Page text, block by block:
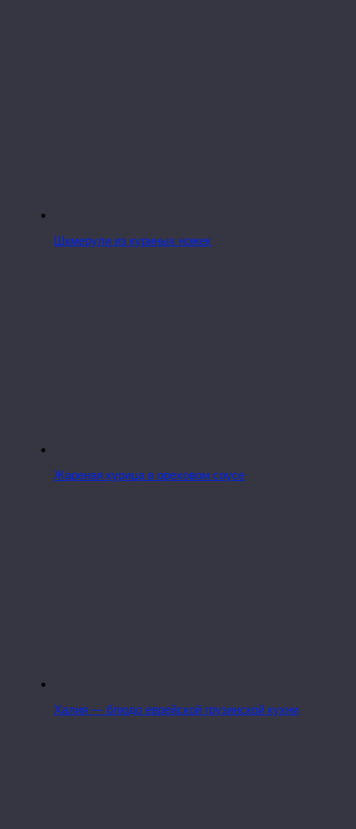
Шкмерули из куриных ножек
Жареная курица в ореховом соусе
Халия — блюдо еврейской грузинской кухни